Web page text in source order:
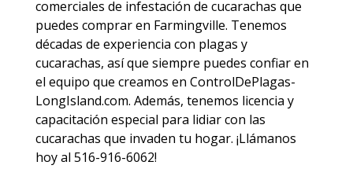
comerciales de infestación de cucarachas que
puedes comprar en Farmingville. Tenemos
décadas de experiencia con plagas y
cucarachas, así que siempre puedes confiar en
el equipo que creamos en ControlDePlagas-
LongIsland.com. Además, tenemos licencia y
capacitación especial para lidiar con las
cucarachas que invaden tu hogar. ¡Llámanos
hoy al 516-916-6062!